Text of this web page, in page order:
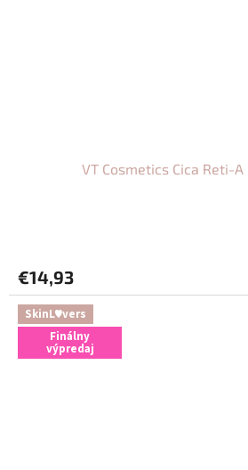
VT Cosmetics Cica Reti-
€14,93
SkinL♥vers
Finálny
výpredaj